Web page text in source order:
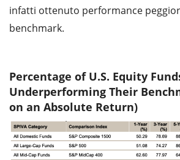
infatti ottenuto performance
benchmark.
Percentage of U.S. Equity
Underperforming Their
on an Absolute Return)